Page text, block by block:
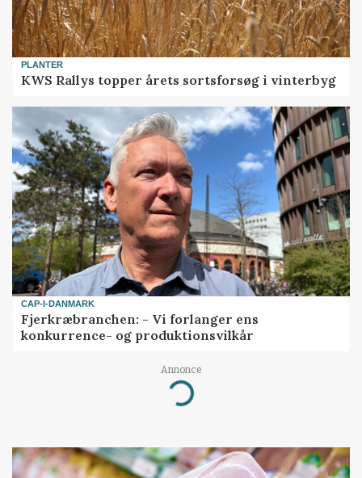
PLANTER
KWS Rallys topper årets sortsforsøg i vinterbyg
CAP-I-DANMARK
Fjerkræbranchen: - Vi forlanger ens
konkurrence- og produktionsvilkår
Annonce
Loading...